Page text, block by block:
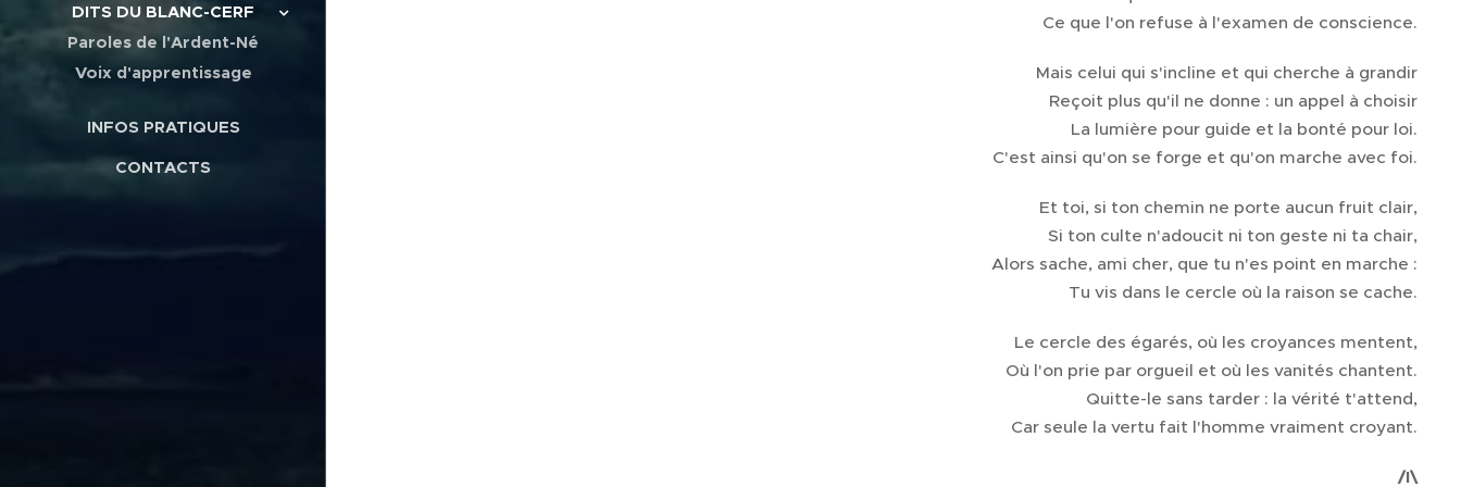
DITS DU BLANC-CERF
Paroles de l'Ardent-Né
Voix d'apprentissage
INFOS PRATIQUES
CONTACTS
Ce que l'on refuse à l'examen de conscience.
Mais celui qui s'incline et qui cherche à grandir
Reçoit plus qu'il ne donne : un appel à choisir
La lumière pour guide et la bonté pour loi.
C'est ainsi qu'on se forge et qu'on marche avec foi.
Et toi, si ton chemin ne porte aucun fruit clair,
Si ton culte n'adoucit ni ton geste ni ta chair,
Alors sache, ami cher, que tu n'es point en marche :
Tu vis dans le cercle où la raison se cache.
Le cercle des égarés, où les croyances mentent,
Où l'on prie par orgueil et où les vanités chantent.
Quitte-le sans tarder : la vérité t'attend,
Car seule la vertu fait l'homme vraiment croyant.
/I\